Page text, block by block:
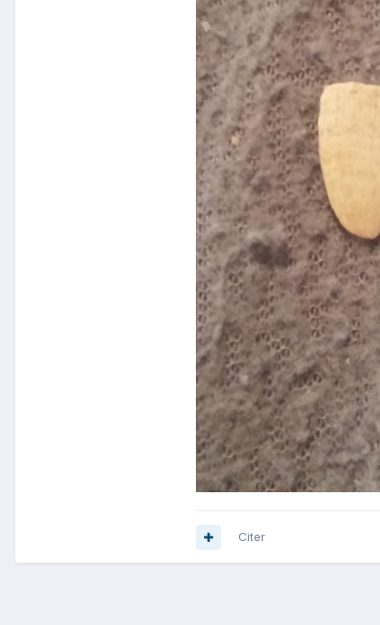
Citer